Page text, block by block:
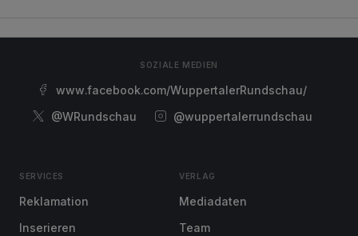
SOZIALE MEDIEN
www.facebook.com/WuppertalerRundschau/
@WRundschau
@wuppertalerrundschau
SERVICES
Reklamation
Inserieren
VERLAG
Mediadaten
Team